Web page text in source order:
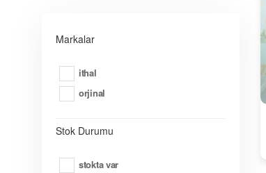
Markalar
i̇thal
orji̇nal
Stok Durumu
stokta var